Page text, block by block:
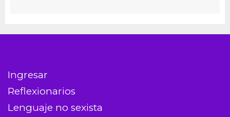
Ingresar
Reflexionarios
Lenguaje no sexista